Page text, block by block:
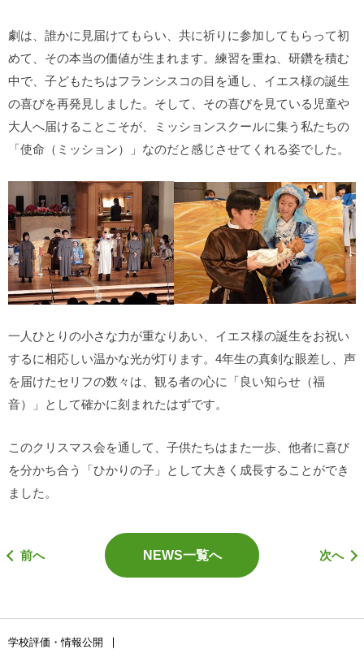
劇は、誰かに見届けてもらい、共に祈りに参加してもらって初
めて、その本当の価値が生まれます。練習を重ね、研鑽を積む
中で、子どもたちはフランシスコの目を通し、イエス様の誕生
の喜びを再発見しました。そして、その喜びを見ている児童や
大人へ届けることこそが、ミッションスクールに集う私たちの
「使命（ミッション）」なのだと感じさせてくれる姿でした。
一人ひとりの小さな力が重なりあい、イエス様の誕生をお祝い
するに相応しい温かな光が灯ります。4年生の真剣な眼差し、声
を届けたセリフの数々は、観る者の心に「良い知らせ（福
音）」として確かに刻まれたはずです。
このクリスマス会を通して、子供たちはまた一歩、他者に喜び
を分かち合う「ひかりの子」として大きく成長することができ
ました。
NEWS一覧へ
前へ 次へ
学校評価・情報公開